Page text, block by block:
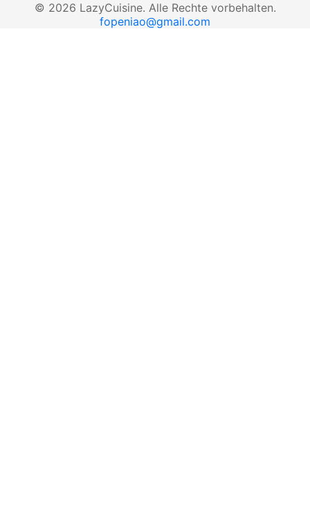
© 2026 LazyCuisine. Alle Rechte vorbehalten.
fopeniao@gmail.com